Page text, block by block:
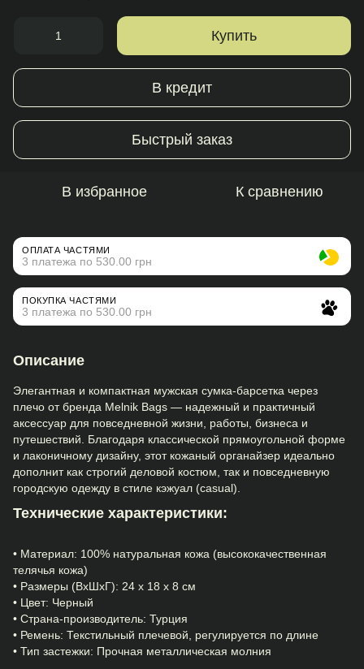
Купить
В кредит
Быстрый заказ
В избранное К сравнению
ОПЛАТА ЧАСТЯМИ
3 платежа по 530.00 грн
ПОКУПКА ЧАСТЯМИ
3 платежа по 530.00 грн
Описание
Элегантная и компактная мужская сумка-барсетка через
плечо от бренда Melnik Bags — надежный и практичный
аксессуар для повседневной жизни, работы, бизнеса и
путешествий. Благодаря классической прямоугольной форме
и лаконичному дизайну, этот кожаный органайзер идеально
дополнит как строгий деловой костюм, так и повседневную
городскую одежду в стиле кэжуал (casual).
Технические характеристики:
• Материал: 100% натуральная кожа (высококачественная
телячья кожа)
• Размеры (ВхШхГ): 24 х 18 х 8 см
• Цвет: Черный
• Страна-производитель: Турция
• Ремень: Текстильный плечевой, регулируется по длине
• Тип застежки: Прочная металлическая молния